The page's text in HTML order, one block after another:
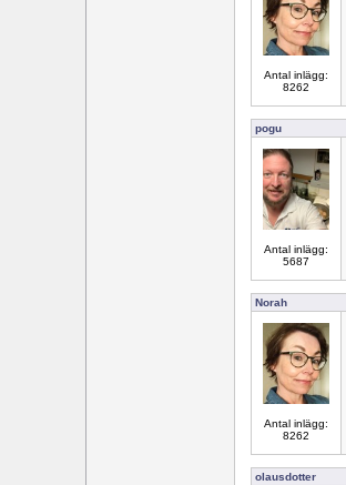
Antal inlägg:
8262
pogu
Antal inlägg:
5687
Norah
Antal inlägg:
8262
olausdotter